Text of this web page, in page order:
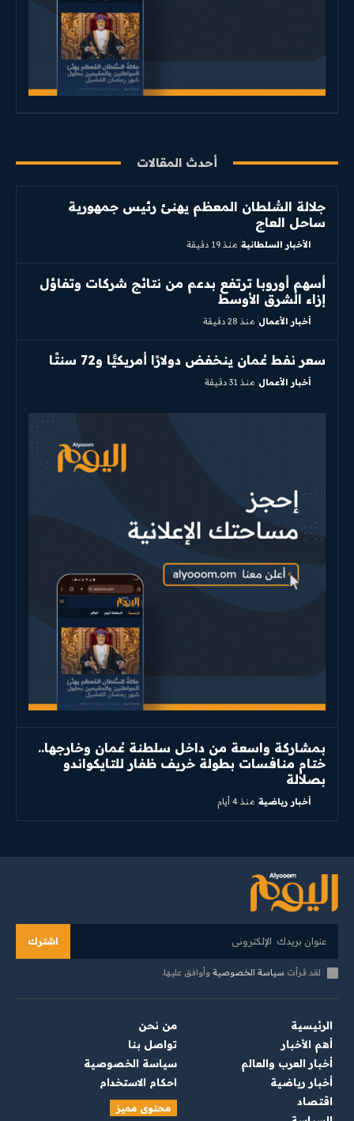
أحدث المقالات
جلالة السُّلطان المعظم يهنئ رئيس جمهورية
ساحل العاج
الأخبار السلطانية منذ 19 دقيقة
أسهم أوروبا ترتفع بدعم من نتائج شركات وتفاؤل
إزاء الشرق الأوسط
أخبار الأعمال منذ 28 دقيقة
سعر نفط عُمان ينخفض دولارًا أمريكيًّا و72 سنتًا
أخبار الأعمال منذ 31 دقيقة
بمشاركة واسعة من داخل سلطنة عُمان وخارجها..
ختام منافسات بطولة خريف ظفار للتايكواندو
بصلالة
أخبار رياضية منذ 4 أيام
اشترك
لقد قرأت سياسة الخصوصية وأوافق عليها.
الرئيسية
أهم الأخبار
أخبار العرب والعالم
أخبار رياضية
اقتصاد
من نحن
تواصل بنا
سياسة الخصوصية
احكام الاستخدام
محتوى مميز